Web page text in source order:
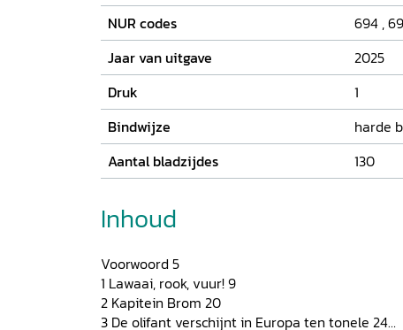
NUR codes
694 ,
Jaar van uitgave
2025
Druk
1
Bindwijze
harde
Aantal bladzijdes
130
Inhoud
Voorwoord 5
1 Lawaai, rook, vuur! 9
2 Kapitein Brom 20
3 De olifant verschijnt in Europa ten tonele 24